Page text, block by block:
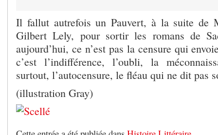
Il fallut autrefois un Pauvert, à la suite de
Gilbert Lely, pour sortir les romans de
aujourd’hui, ce n’est pas la censure qui
c’est l’indifférence, l’oubli, la
surtout, l’autocensure, le fléau qui ne dit pas
(illustration Gray)